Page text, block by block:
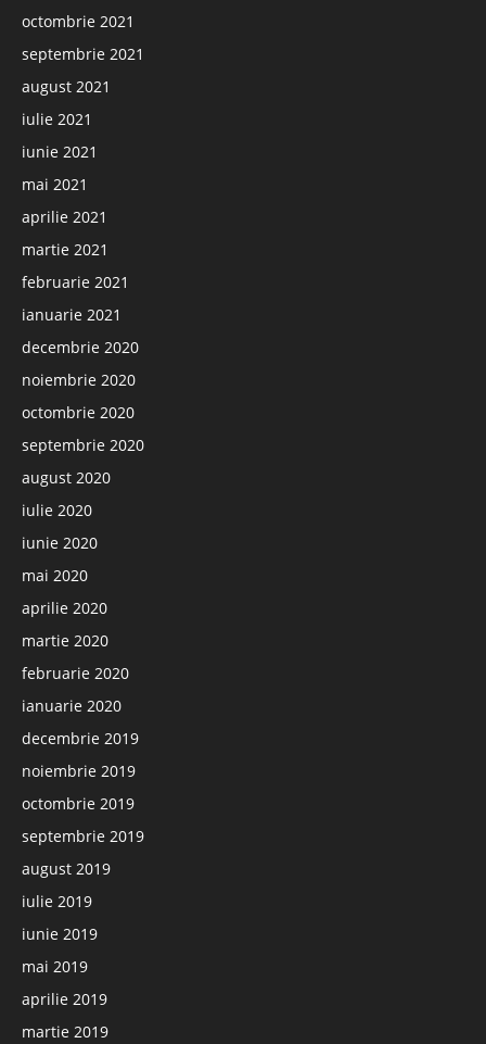
octombrie 2021
septembrie 2021
august 2021
iulie 2021
iunie 2021
mai 2021
aprilie 2021
martie 2021
februarie 2021
ianuarie 2021
decembrie 2020
noiembrie 2020
octombrie 2020
septembrie 2020
august 2020
iulie 2020
iunie 2020
mai 2020
aprilie 2020
martie 2020
februarie 2020
ianuarie 2020
decembrie 2019
noiembrie 2019
octombrie 2019
septembrie 2019
august 2019
iulie 2019
iunie 2019
mai 2019
aprilie 2019
martie 2019